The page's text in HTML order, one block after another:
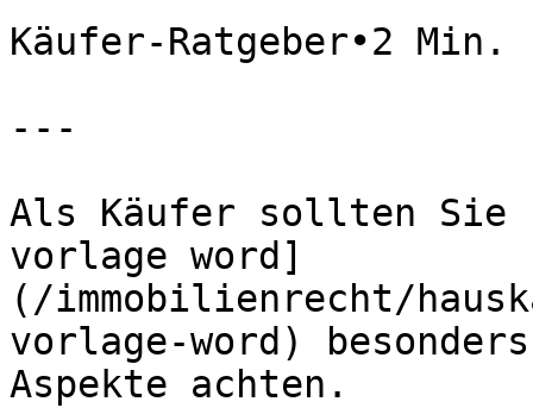
Käufer-Ratgeber•2
---
Als Käufer sollten Sie
vorlage word]
(/immobilienrecht/
vorlage-word)
Aspekte achten.